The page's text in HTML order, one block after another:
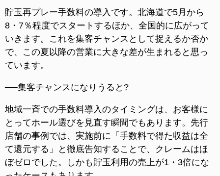
貯玉再プレー手数料の導入です。北海道で5月から
8・7％程度でスタートするほか、全国的に広がって
いきます。これを集客チャンスとして捉えるか否か
で、この夏以降の営業に大きな差が生まれると思っ
ています。
──集客チャンスになりうると?
地域一斉での手数料導入のタイミングは、お客様に
とってホール選びを見直す瞬間でもあります。先行
店舗の事例では、実施前に「手数料で得た収益は全
て還元する」と徹底告知することで、クレームはほ
ぼゼロでした。しかも貯玉利用の売上が1・3倍にな